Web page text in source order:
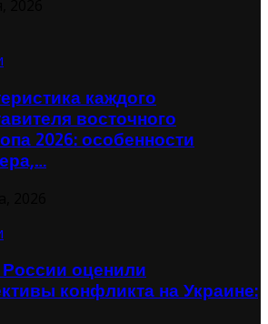
каждого
восточного
2026: особенности
оценили
конфликта на Украине: